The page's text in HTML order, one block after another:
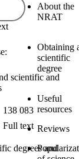
scientific and
138 083
Full text
degrees and
About the
NRAT
Obtaining
scientific
degree
Useful
resources
Reviews